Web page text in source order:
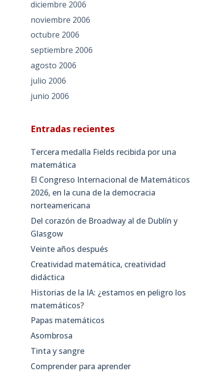
diciembre 2006
noviembre 2006
octubre 2006
septiembre 2006
agosto 2006
julio 2006
junio 2006
Entradas recientes
Tercera medalla Fields recibida por una
matemática
El Congreso Internacional de Matemáticos
2026, en la cuna de la democracia
norteamericana
Del corazón de Broadway al de Dublín y
Glasgow
Veinte años después
Creatividad matemática, creatividad
didáctica
Historias de la IA: ¿estamos en peligro los
matemáticos?
Papas matemáticos
Asombrosa
Tinta y sangre
Comprender para aprender